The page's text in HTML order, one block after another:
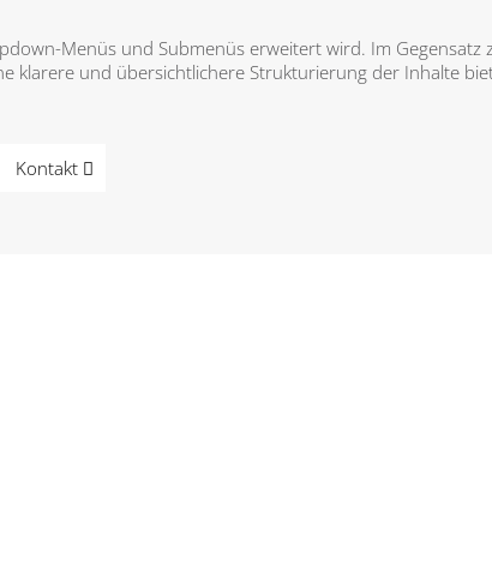
Menüs und Submenüs erweitert wird. Im Gegensatz
klarere und übersichtlichere Strukturierung der Inhalte
Kontakt